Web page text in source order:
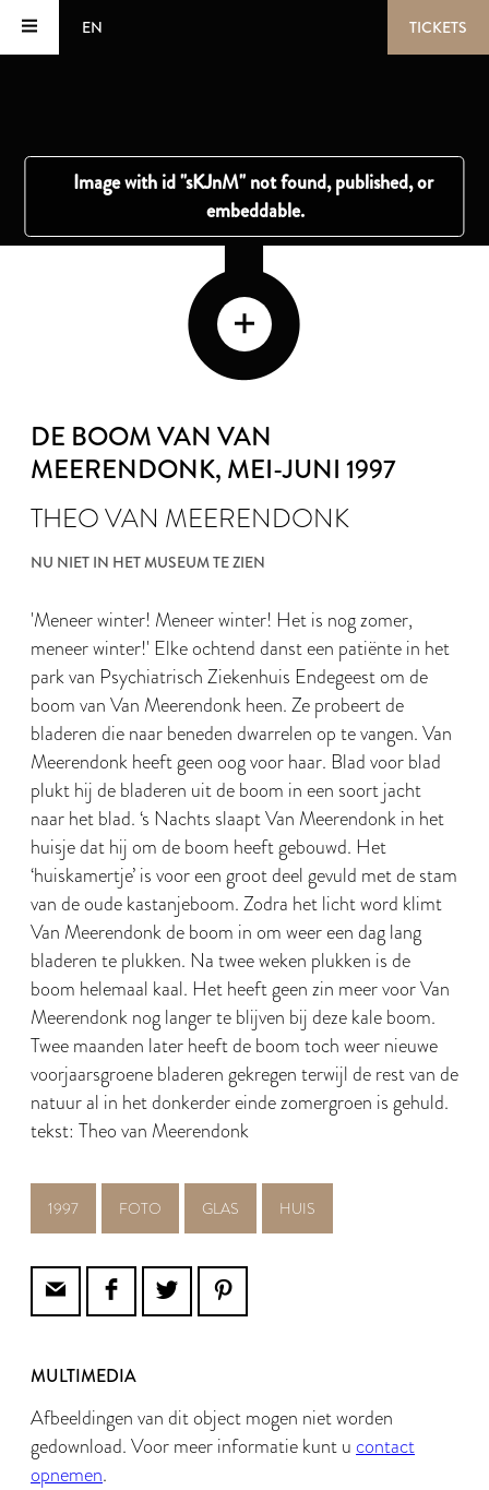
EN TICKETS
DE BOOM VAN VAN
MEERENDONK, MEI-JUNI 1997
THEO VAN MEERENDONK
NU NIET IN HET MUSEUM TE ZIEN
'Meneer winter! Meneer winter! Het is nog zomer,
meneer winter!' Elke ochtend danst een patiënte in het
park van Psychiatrisch Ziekenhuis Endegeest om de
boom van Van Meerendonk heen. Ze probeert de
bladeren die naar beneden dwarrelen op te vangen. Van
Meerendonk heeft geen oog voor haar. Blad voor blad
plukt hij de bladeren uit de boom in een soort jacht
naar het blad. ‘s Nachts slaapt Van Meerendonk in het
huisje dat hij om de boom heeft gebouwd. Het
‘huiskamertje’ is voor een groot deel gevuld met de stam
van de oude kastanjeboom. Zodra het licht word klimt
Van Meerendonk de boom in om weer een dag lang
bladeren te plukken. Na twee weken plukken is de
boom helemaal kaal. Het heeft geen zin meer voor Van
Meerendonk nog langer te blijven bij deze kale boom.
Twee maanden later heeft de boom toch weer nieuwe
voorjaarsgroene bladeren gekregen terwijl de rest van de
natuur al in het donkerder einde zomergroen is gehuld.
tekst: Theo van Meerendonk
1997 FOTO GLAS HUIS
MULTIMEDIA
Afbeeldingen van dit object mogen niet worden
gedownload. Voor meer informatie kunt u contact
opnemen.